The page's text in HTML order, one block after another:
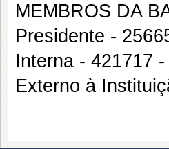
MEMBROS DA
Presidente -
Interna - 421717
Externo à